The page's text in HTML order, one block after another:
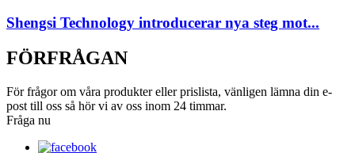
Shengsi Technology introducerar nya steg mot...
FÖRFRÅGAN
För frågor om våra produkter eller prislista, vänligen lämna din e-
post till oss så hör vi av oss inom 24 timmar.
Fråga nu